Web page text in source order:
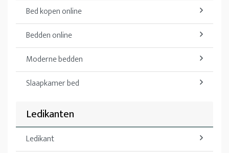
Bed kopen online
Bedden online
Moderne bedden
Slaapkamer bed
Ledikanten
Ledikant